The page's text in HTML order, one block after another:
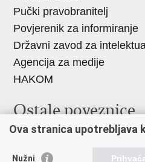
Pučki pravobranitelj
Povjerenik za informiranje
Državni zavod za
Agencija za medije
HAKOM
Ostale poveznice
Hrvatski restauratorski
Ova stranica upotrebljava
Nužni